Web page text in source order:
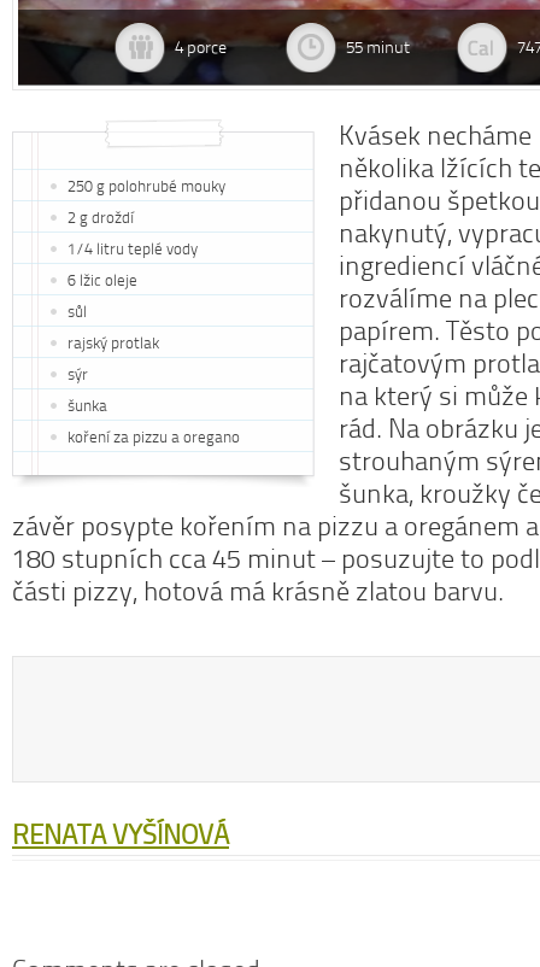
4 porce 55 minut
250 g polohrubé mouky
2 g droždí
1/4 litru teplé vody
6 lžic oleje
sůl
rajský protlak
sýr
šunka
koření za pizzu a oregano
Kvásek
několika lžících
přidanou
nakynutý,
ingrediencí
rozválíme na
papírem. Těsto
rajčatovým
na který si může
rád. Na obrázku
strouhaným
šunka, kroužky
závěr posypte kořením na pizzu a oregánem
180 stupních cca 45 minut – posuzujte to
části pizzy, hotová má krásně zlatou barvu.
RENATA VYŠÍNOVÁ